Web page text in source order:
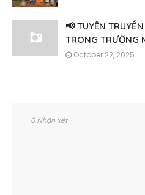
📢 TUYÊN
TRONG TRƯỜNG
October 22, 2025
0 Nhận xét